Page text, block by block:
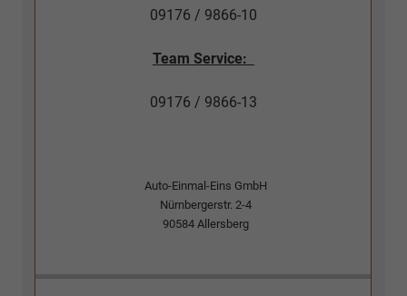
09176 / 9866-10
Team Service:
09176 / 9866-13
Auto-Einmal-Eins GmbH
Nürnbergerstr. 2-4
90584 Allersberg